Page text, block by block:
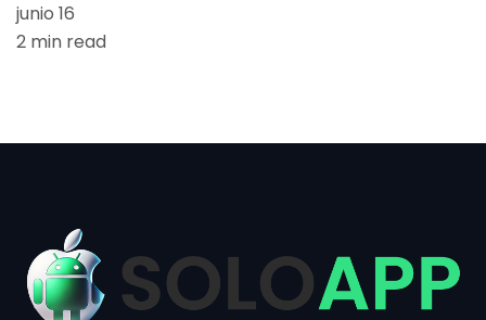
junio 16
2 min read